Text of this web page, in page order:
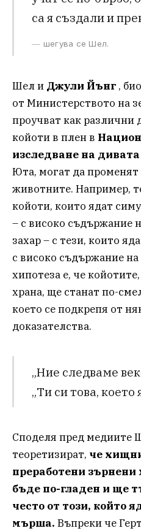
са я създали и
шегува се Шел.
Шел и Джули Йънг ,
от Министерството на
проучват как различни
койоти в плен в
изследване на
Юта, могат да променят
животните. Например,
койоти, които ядат
– с високо съдържание
захар – с тези, които
с високо съдържание
хипотеза е, че
храна, ще станат по-
което се подкрепя от
доказателства.
„Ние следваме
„Ти си това, което
Споделя пред медиите
теоретизират, че
преработени
бъде по-гладен и ще
често от този, който
мърша. Въпреки че